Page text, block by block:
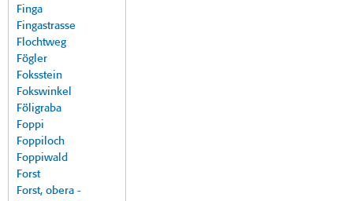
Finga
Fingastrasse
Flochtweg
Fögler
Foksstein
Fokswinkel
Föligraba
Foppi
Foppiloch
Foppiwald
Forst
Forst, obera -